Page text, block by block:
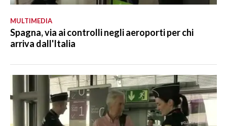
MULTIMEDIA
Spagna, via ai controlli negli aeroporti per chi
arriva dall'Italia